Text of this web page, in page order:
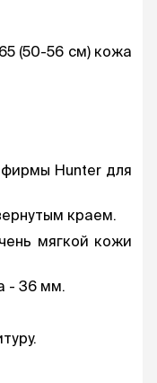
(50-56 см) кожа
Hunter для
краем.
мягкой кожи
- 36 мм.